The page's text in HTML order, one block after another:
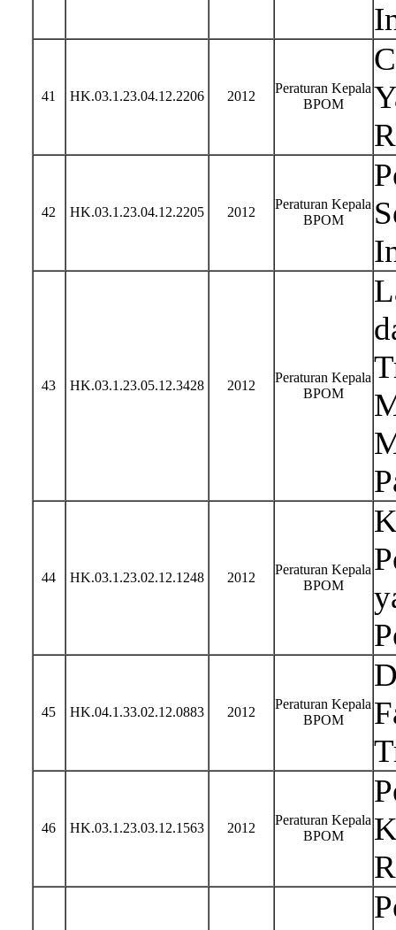
41 HK.03.1.23.04.12.2206 2012
Peraturan Kepala
BPOM
42 HK.03.1.23.04.12.2205 2012
Peraturan Kepala
BPOM
43 HK.03.1.23.05.12.3428 2012
Peraturan Kepala
BPOM
44 HK.03.1.23.02.12.1248 2012
Peraturan Kepala
BPOM
45 HK.04.1.33.02.12.0883 2012
Peraturan Kepala
BPOM
46 HK.03.1.23.03.12.1563 2012
Peraturan Kepala
BPOM